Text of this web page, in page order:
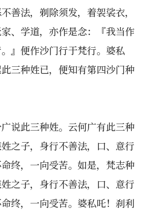
善法，剃除须发，着袈裟衣，
、学道，亦作是念：『我当作
』便作沙门行于梵行。婆私
三种姓已，便知有第四沙门种
广说此三种姓。云何广有此三种
之子，身行不善法，口、意行
终，一向受苦。如是，梵志种
之子，身行不善法，口、意行
终，一向受苦。婆私吒！刹利